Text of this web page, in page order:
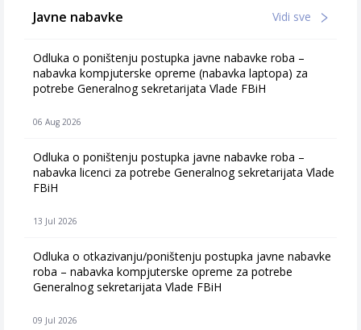
Javne nabavke Vidi sve
Odluka o poništenju postupka javne nabavke roba –
nabavka kompjuterske opreme (nabavka laptopa) za
potrebe Generalnog sekretarijata Vlade FBiH
06 Aug 2026
Odluka o poništenju postupka javne nabavke roba –
nabavka licenci za potrebe Generalnog sekretarijata Vlade
FBiH
13 Jul 2026
Odluka o otkazivanju/poništenju postupka javne nabavke
roba – nabavka kompjuterske opreme za potrebe
Generalnog sekretarijata Vlade FBiH
09 Jul 2026